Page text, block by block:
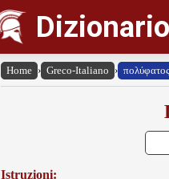
Home › Greco-Italiano › πολύφατος
Istruzioni: